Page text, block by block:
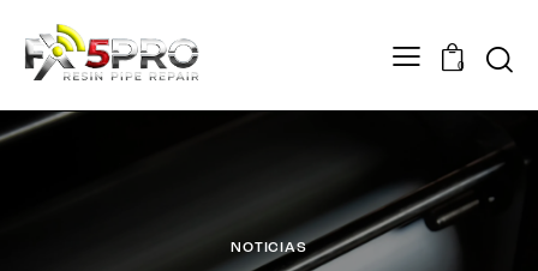
0
NOTICIAS